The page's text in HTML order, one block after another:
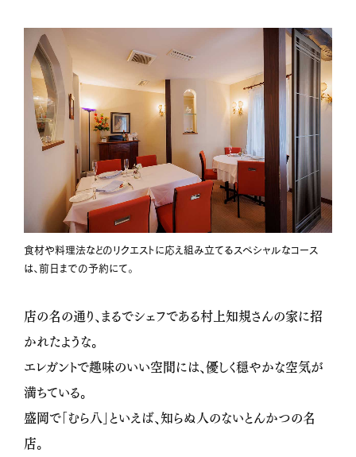
食材や料理法などのリクエストに応え組み立てるスペシャルなコース
は、前日までの予約にて。
店の名の通り、まるでシェフである村上知規さんの家に招
かれたような。
エレガントで趣味のいい空間には、優しく穏やかな空気が
満ちている。
盛岡で「むら八」といえば、知らぬ人のないとんかつの名
店。